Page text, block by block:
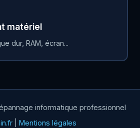
matériel
dur, RAM, écran...
informatique professionnel
| Mentions légales